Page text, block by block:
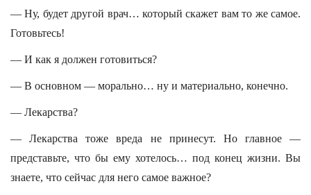
— Ну, будет другой врач… который скажет вам то же самое.
Готовьтесь!
— И как я должен готовиться?
— В основном — морально… ну и материально, конечно.
— Лекарства?
— Лекарства тоже вреда не принесут. Но главное —
представьте, что бы ему хотелось… под конец жизни. Вы
знаете, что сейчас для него самое важное?